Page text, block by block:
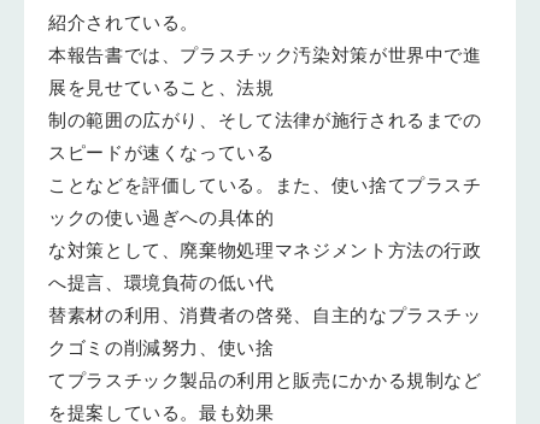
紹介されている。
本報告書では、プラスチック汚染対策が世界中で進
展を見せていること、法規
制の範囲の広がり、そして法律が施行されるまでの
スピードが速くなっている
ことなどを評価している。また、使い捨てプラスチ
ックの使い過ぎへの具体的
な対策として、廃棄物処理マネジメント方法の行政
へ提言、環境負荷の低い代
替素材の利用、消費者の啓発、自主的なプラスチッ
クゴミの削減努力、使い捨
てプラスチック製品の利用と販売にかかる規制など
を提案している。最も効果